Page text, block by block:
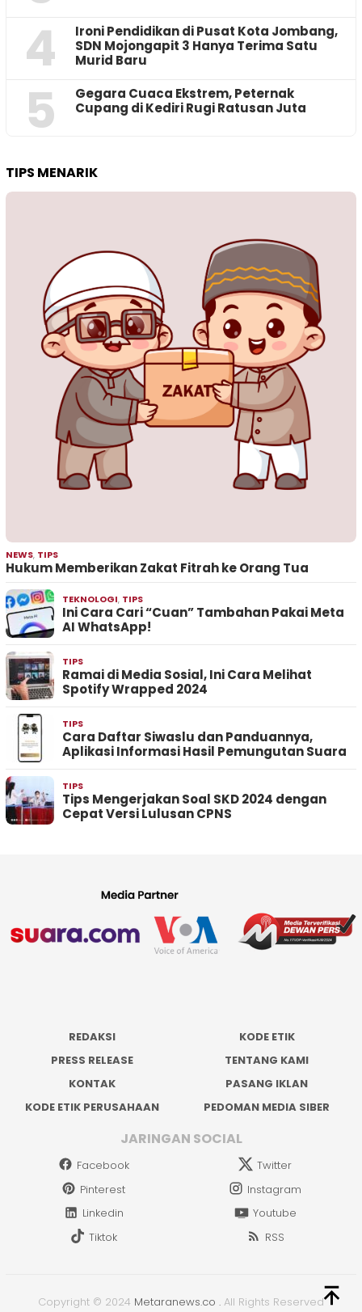
4
Ironi Pendidikan di Pusat Kota Jombang,
SDN Mojongapit 3 Hanya Terima Satu
Murid Baru
5
‎Gegara Cuaca Ekstrem, Peternak
Cupang di Kediri Rugi Ratusan Juta
TIPS MENARIK
NEWS, TIPS
Hukum Memberikan Zakat Fitrah ke Orang Tua
TEKNOLOGI, TIPS
Ini Cara Cari “Cuan” Tambahan Pakai Meta
AI WhatsApp!
TIPS
Ramai di Media Sosial, Ini Cara Melihat
Spotify Wrapped 2024
TIPS
Cara Daftar Siwaslu dan Panduannya,
Aplikasi Informasi Hasil Pemungutan Suara
TIPS
Tips Mengerjakan Soal SKD 2024 dengan
Cepat Versi Lulusan CPNS
REDAKSI
KODE ETIK
PRESS RELEASE
TENTANG KAMI
KONTAK
PASANG IKLAN
KODE ETIK PERUSAHAAN
PEDOMAN MEDIA SIBER
JARINGAN SOCIAL
Facebook
Twitter
Pinterest
Instagram
Linkedin
Youtube
Tiktok
RSS
Copyright © 2024 Metaranews.co . All Rights Reserved